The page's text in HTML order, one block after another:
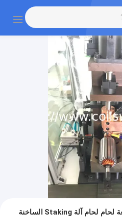
DC قوة المحرك العاكس بقعة لحام لحام آلة Staking الساخنة